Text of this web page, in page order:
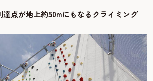
点が地上約50mにもなるクライミング